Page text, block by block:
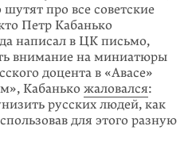
про все советские
Петр Кабанько
написал в ЦК письмо,
внимание на миниатюры
доцента в «Авасе»
Кабанько жаловался:
русских людей, как
для этого разную